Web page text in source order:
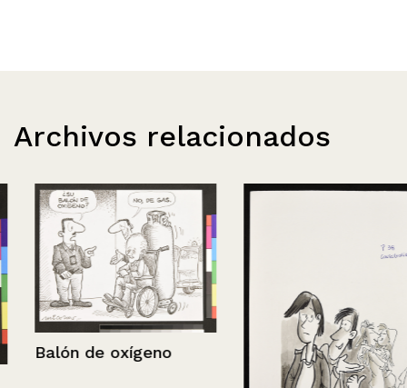
Archivos relacionados
Balón de oxígeno